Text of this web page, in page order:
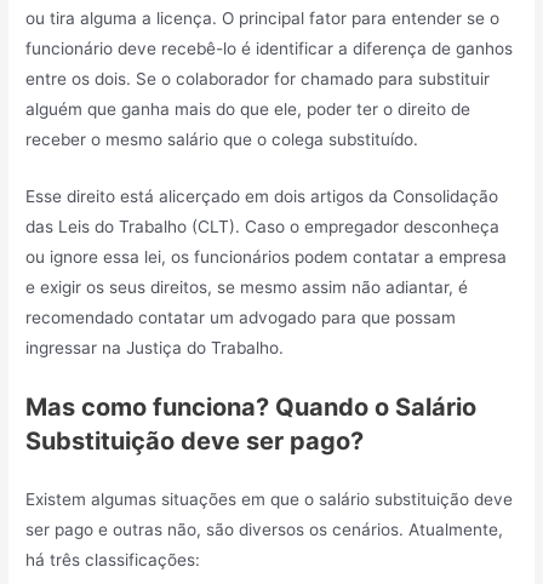
ou tira alguma a licença. O principal fator para entender se o
funcionário deve recebê-lo é identificar a diferença de ganhos
entre os dois. Se o colaborador for chamado para substituir
alguém que ganha mais do que ele, poder ter o direito de
receber o mesmo salário que o colega substituído.
Esse direito está alicerçado em dois artigos da Consolidação
das Leis do Trabalho (CLT). Caso o empregador desconheça
ou ignore essa lei, os funcionários podem contatar a empresa
e exigir os seus direitos, se mesmo assim não adiantar, é
recomendado contatar um advogado para que possam
ingressar na Justiça do Trabalho.
Mas como funciona? Quando o Salário
Substituição deve ser pago?
Existem algumas situações em que o salário substituição deve
ser pago e outras não, são diversos os cenários. Atualmente,
há três classificações: